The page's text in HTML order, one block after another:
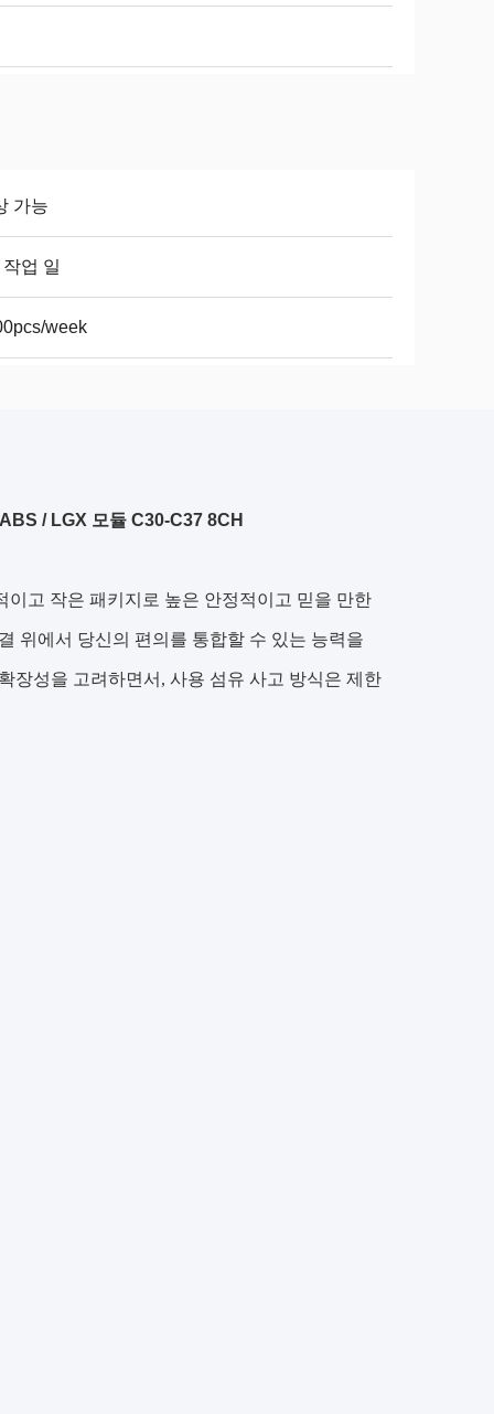
가능
작업 일
week
/ LGX 모듈 C30-C37 8CH
고 작은 패키지로 높은 안정적이고 믿을 만한
위에서 당신의 편의를 통합할 수 있는 능력을
장성을 고려하면서, 사용 섬유 사고 방식은 제한